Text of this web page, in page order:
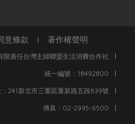
意條款 | 著作權聲明
限責任台灣主婦聯盟生活消費合作社 |
統一編號：18492800 |
：241新北市三重區重新路五段639號 |
傳真：02-2995-6500 |